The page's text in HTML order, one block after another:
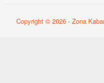
Copyright © 2026 - Zona